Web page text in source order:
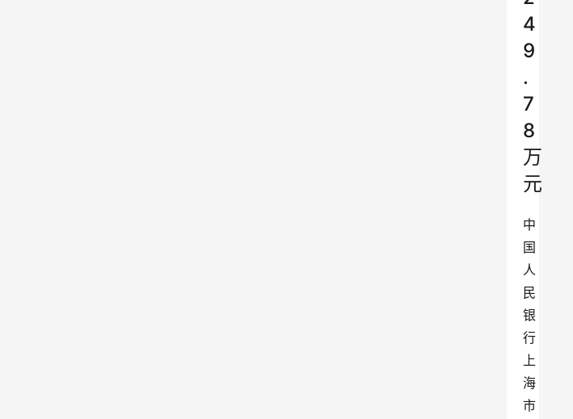
4
9
.
7
8
万
元
中
国
人
民
银
行
上
海
市